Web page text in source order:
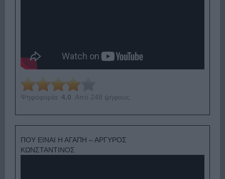
Ψηφοφορία: 4.0 . Από 248 ψήφους.
ΠΟΥ ΕΙΝΑΙ Η ΑΓΑΠΗ – ΑΡΓΥΡΟΣ
ΚΩΝΣΤΑΝΤΙΝΟΣ